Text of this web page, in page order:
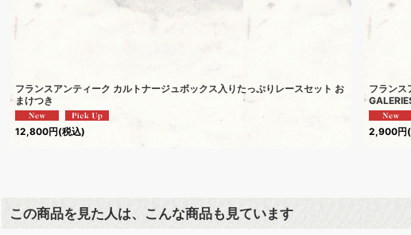
フランスアンティーク カルトナージュボックス入りたっぷりレースセット お
まけつき
12,800円(税込)
フラン
2,900円
この商品を見た人は、こんな商品も見ています